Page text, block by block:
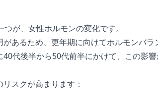
が、女性ホルモンの変化です。
あるため、更年期に向けてホルモンバ
代後半から50代前半にかけて、この影
スクが高まります：